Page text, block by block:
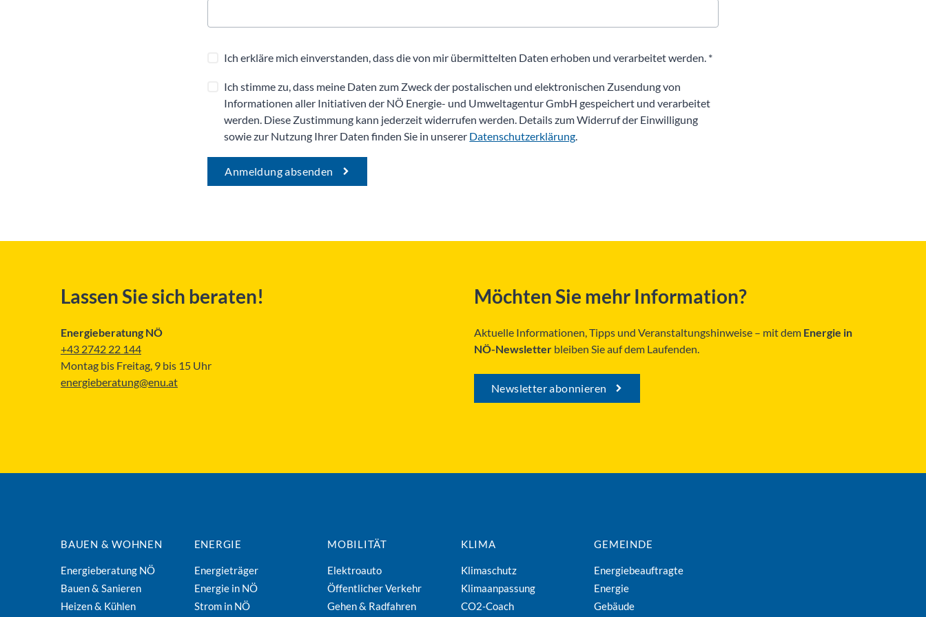
Ich erkläre mich einverstanden, dass die von mir übermittelten Daten erhoben und verarbeitet werden. *
Ich stimme zu, dass meine Daten zum Zweck der postalischen und elektronischen Zusendung von
Informationen aller Initiativen der NÖ Energie- und Umweltagentur GmbH gespeichert und verarbeitet
werden. Diese Zustimmung kann jederzeit widerrufen werden. Details zum Widerruf der Einwilligung
sowie zur Nutzung Ihrer Daten finden Sie in unserer Datenschutzerklärung.
Anmeldung absenden
Lassen Sie sich beraten!
Energieberatung NÖ
+43 2742 22 144
Montag bis Freitag, 9 bis 15 Uhr
energieberatung@enu.at
Möchten Sie mehr Information?
Aktuelle Informationen, Tipps und Veranstaltungshinweise – mit dem Energie in
NÖ-Newsletter bleiben Sie auf dem Laufenden.
Newsletter abonnieren
BAUEN & WOHNEN
Energieberatung NÖ
Bauen & Sanieren
Heizen & Kühlen
ENERGIE
Energieträger
Energie in NÖ
Strom in NÖ
MOBILITÄT
Elektroauto
Öffentlicher Verkehr
Gehen & Radfahren
KLIMA
Klimaschutz
Klimaanpassung
CO2-Coach
GEMEINDE
Energiebeauftragte
Energie
Gebäude